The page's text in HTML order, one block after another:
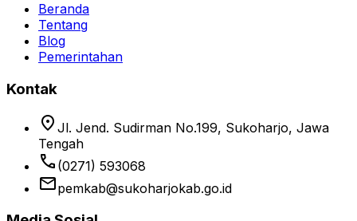
Beranda
Tentang
Blog
Pemerintahan
Kontak
location_on Jl. Jend. Sudirman No.199, Sukoharjo, Jawa
Tengah
phone (0271) 593068
emailpemkab@sukoharjokab.go.id